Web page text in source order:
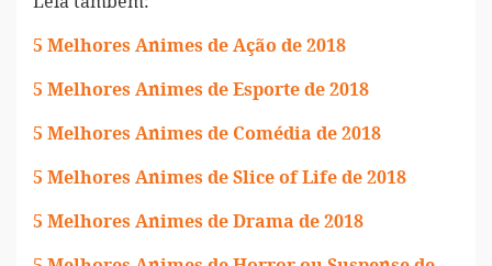
5 Melhores Animes de Ação de 2018
5 Melhores Animes de Esporte de 2018
5 Melhores Animes de Comédia de 2018
5 Melhores Animes de Slice of Life de 2018
5 Melhores Animes de Drama de 2018